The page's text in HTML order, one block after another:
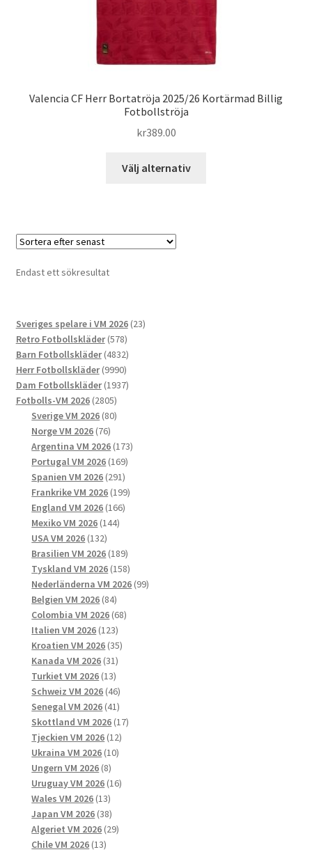
Valencia CF Herr Bortatröja 2025/26 Kortärmad Billig
Fotbollströja
kr389.00
Välj alternativ
Endast ett sökresultat
Sveriges spelare i VM 2026 2323
Retro Fotbollskläder 578578
produkter
Barn Fotbollskläder 48324832
produkter
Herr Fotbollskläder 99909990
produkter
Dam Fotbollskläder 19371937
Fotbolls-VM 2026 28052805
produkter
Sverige VM 2026 8080
Norge VM 2026 7676
produkter
Argentina VM 2026 173173
Portugal VM 2026 169169
Spanien VM 2026 291291
produkter
Frankrike VM 2026 199199
England VM 2026 166166
Mexiko VM 2026 144144
USA VM 2026 132132
produkter
Brasilien VM 2026 189189
produkter
Tyskland VM 2026 158158
produkter
Nederländerna VM 2026 9999
Belgien VM 2026 8484
produkter
Colombia VM 2026 6868
Italien VM 2026 123123
produkter
Kroatien VM 2026 3535
Kanada VM 2026 3131
produkter
Turkiet VM 2026 1313
produkter
Schweiz VM 2026 4646
produkter
Senegal VM 2026 4141
produkter
Skottland VM 2026 1717
Tjeckien VM 2026 1212
Ukraina VM 2026 1010
Ungern VM 2026 88
produkter
Uruguay VM 2026 1616
Wales VM 2026 1313
produkter
Japan VM 2026 3838
produkter
Algeriet VM 2026 2929
Chile VM 2026 1313